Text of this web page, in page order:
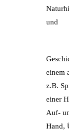
und
einem
z.B.
einer
Auf-
Hand,